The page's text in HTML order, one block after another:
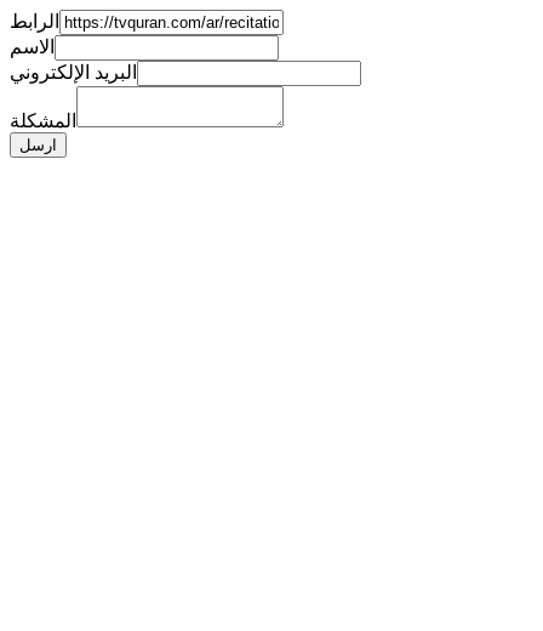
الرابط
الاسم
البريد الإلكتروني
المشكلة
ارسل